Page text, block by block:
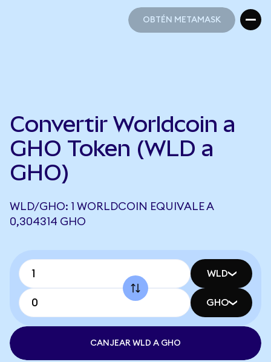
OBTÉN METAMASK
Convertir Worldcoin a
GHO Token (WLD a
GHO)
WLD/GHO: 1 WORLDCOIN EQUIVALE A
0,304314 GHO
WLD
GHO
CANJEAR WLD A GHO